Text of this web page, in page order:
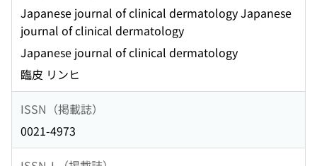
Japanese journal of clinical dermatology Japanese
journal of clinical dermatology
Japanese journal of clinical dermatology
臨皮 リンヒ
ISSN（掲載誌）
0021-4973